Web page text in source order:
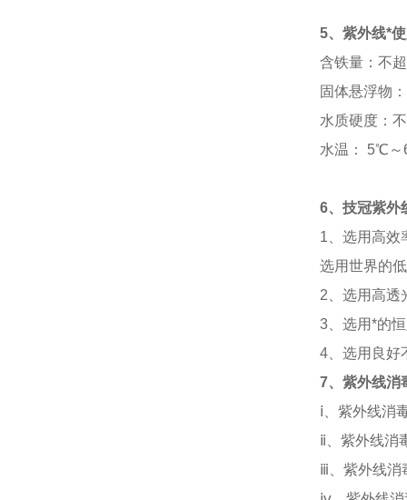
5、紫外线*
含铁量：不
固体悬浮物
水质硬度：
水温：
5℃ ～
6、技冠紫外
1 、选用高效
选用世界的
2 、选用高
3、选用*的
4、选用良好
7、紫外线消
ⅰ 、紫外线消
ⅱ 、紫外线
ⅲ 、紫外线